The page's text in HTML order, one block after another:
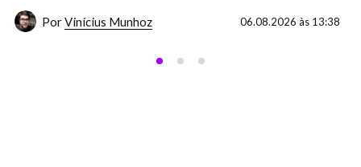
PorVinícius Munhoz 06.08.2026 às 13:38